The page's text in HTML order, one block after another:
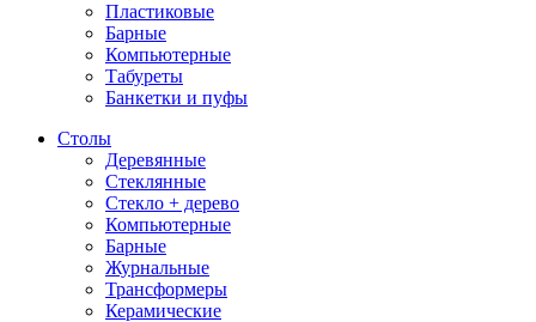
Пластиковые
Барные
Компьютерные
Табуреты
Банкетки и пуфы
Столы
Деревянные
Стеклянные
Стекло + дерево
Компьютерные
Барные
Журнальные
Трансформеры
Керамические